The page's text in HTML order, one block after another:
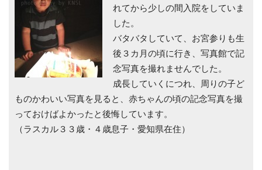
れてから少しの間入院をしていま
した。
バタバタしていて、お宮参りも生
後３カ月の頃に行き、写真館で記
念写真を撮れませんでした。
成長していくにつれ、周りの子ど
ものかわいい写真を見ると、赤ちゃんの頃の記念写真を撮
っておけばよかったと後悔しています。
（ラスカル３３歳・４歳息子・愛知県在住）